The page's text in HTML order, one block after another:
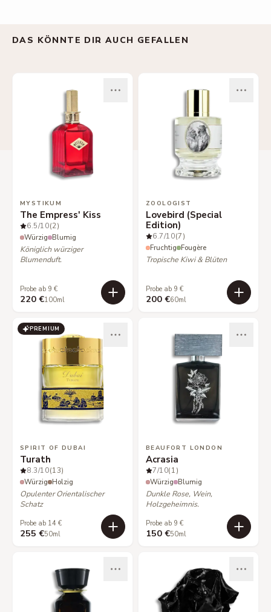
DAS KÖNNTE DIR AUCH GEFALLEN
MYSTIKUM
The Empress' Kiss
6.5/10(2)
Würzig Blumig
Königlich würziger
Blumenduft.
Probe ab 9 €
220 €100ml
ZOOLOGIST
Lovebird (Special
Edition)
6.7/10(7)
Fruchtig Fougère
Tropische Kiwi & Blüten
Probe ab 9 €
200 €60ml
PREMIUM
SPIRIT OF DUBAI
Turath
8.3/10(13)
Würzig Holzig
Opulenter Orientalischer
Schatz
Probe ab 14 €
255 €50ml
BEAUFORT LONDON
Acrasia
7/10(1)
Würzig Blumig
Dunkle Rose, Wein,
Holzgeheimnis.
Probe ab 9 €
150 €50ml